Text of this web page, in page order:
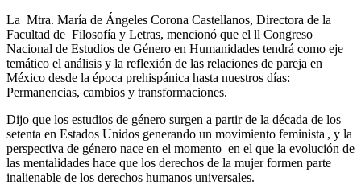
La Mtra. María de Ángeles Corona Castellanos, Directora de la
Facultad de Filosofía y Letras, mencionó que el ll Congreso
Nacional de Estudios de Género en Humanidades tendrá como eje
temático el análisis y la reflexión de las relaciones de pareja en
México desde la época prehispánica hasta nuestros días:
Permanencias, cambios y transformaciones.
Dijo que los estudios de género surgen a partir de la década de los
setenta en Estados Unidos generando un movimiento feminista|, y la
perspectiva de género nace en el momento en el que la evolución de
las mentalidades hace que los derechos de la mujer formen parte
inalienable de los derechos humanos universales.